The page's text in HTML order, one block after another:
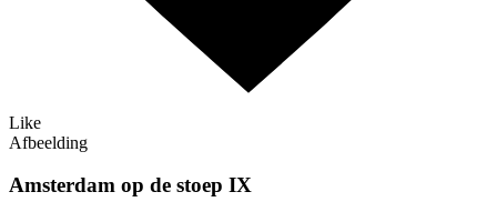
Like
Afbeelding
Amsterdam op de stoep IX